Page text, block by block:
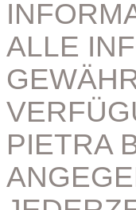
ALLE
PIETRA